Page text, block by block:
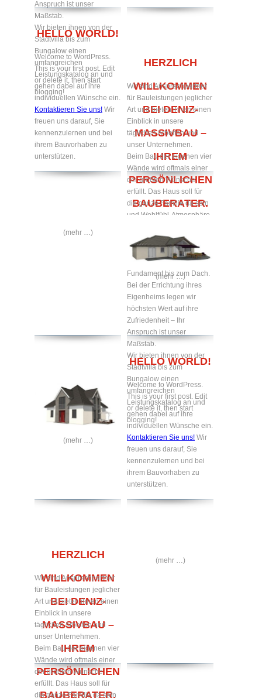
Anspruch ist unser
Maßstab.
Wir bieten ihnen von der
Stadtvilla bis zum
Bungalow einen
umfangreichen
Leistungskatalog an und
gehen dabei auf ihre
individuellen Wünsche ein.
Kontaktieren Sie uns! Wir
freuen uns darauf, Sie
kennenzulernen und bei
ihrem Bauvorhaben zu
unterstützen.
HELLO WORLD!
Welcome to WordPress.
This is your first post. Edit
or delete it, then start
blogging!
HERZLICH
WILLKOMMEN
BEI DENIZ-
MASSIVBAU –
IHREM
PERSÖNLICHEN
BAUBERATER.
Wir sind Ansprechpartner
für Bauleistungen jeglicher
Art und bieten ihnen einen
Einblick in unsere
täglichen Arbeiten und
unser Unternehmen.
Beim Bau der eigenen vier
Wände wird oftmals einer
der größten Wünsche
erfüllt. Das Haus soll für
die ganze Familie da sein
und Wohlfühl-Atmosphäre
Gerne bauen wir Ihr
Traumhaus nach ihren
Wünschen – vom
Fundament bis zum Dach.
Bei der Errichtung ihres
Eigenheims legen wir
höchsten Wert auf ihre
Zufriedenheit – Ihr
Anspruch ist unser
Maßstab.
Wir bieten ihnen von der
Stadtvilla bis zum
Bungalow einen
umfangreichen
Leistungskatalog an und
gehen dabei auf ihre
individuellen Wünsche ein.
Kontaktieren Sie uns! Wir
freuen uns darauf, Sie
kennenzulernen und bei
ihrem Bauvorhaben zu
unterstützen.
(mehr …)
(mehr …)
(mehr …)
HELLO WORLD!
Welcome to WordPress.
This is your first post. Edit
or delete it, then start
blogging!
HERZLICH
WILLKOMMEN
BEI DENIZ-
MASSIVBAU –
IHREM
PERSÖNLICHEN
BAUBERATER.
Wir sind Ansprechpartner
für Bauleistungen jeglicher
Art und bieten ihnen einen
Einblick in unsere
täglichen Arbeiten und
unser Unternehmen.
Beim Bau der eigenen vier
Wände wird oftmals einer
der größten Wünsche
erfüllt. Das Haus soll für
die ganze Familie da sein
(mehr …)